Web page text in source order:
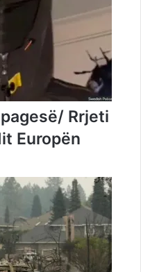
Rrjeti
Europën